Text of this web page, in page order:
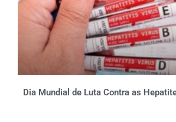
Dia Mundial de Luta Contra as